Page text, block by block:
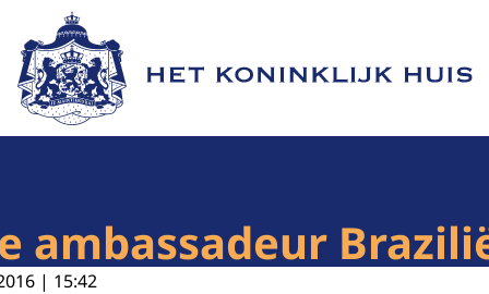
Naar de homepage van Het Koninklijk Huis
ambassadeur
| 15:42